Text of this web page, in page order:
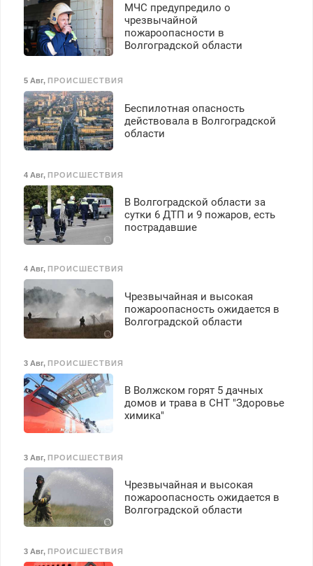
МЧС предупредило о
чрезвычайной
пожароопасности в
Волгоградской области
5 Авг, ПРОИСШЕСТВИЯ
Беспилотная опасность
действовала в Волгоградской
области
4 Авг, ПРОИСШЕСТВИЯ
В Волгоградской области за
сутки 6 ДТП и 9 пожаров, есть
пострадавшие
4 Авг, ПРОИСШЕСТВИЯ
Чрезвычайная и высокая
пожароопасность ожидается в
Волгоградской области
3 Авг, ПРОИСШЕСТВИЯ
В Волжском горят 5 дачных
домов и трава в СНТ "Здоровье
химика"
3 Авг, ПРОИСШЕСТВИЯ
Чрезвычайная и высокая
пожароопасность ожидается в
Волгоградской области
3 Авг, ПРОИСШЕСТВИЯ